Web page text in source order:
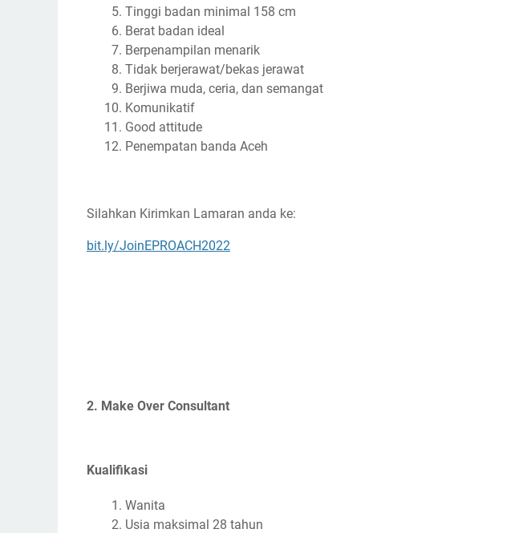
Tinggi badan minimal 158 cm
Berat badan ideal
Berpenampilan menarik
Tidak berjerawat/bekas jerawat
Berjiwa muda, ceria, dan semangat
Komunikatif
Good attitude
Penempatan banda Aceh
Silahkan Kirimkan Lamaran anda ke:
bit.ly/JoinEPROACH2022
2. Make Over Consultant
Kualifikasi
Wanita
Usia maksimal 28 tahun